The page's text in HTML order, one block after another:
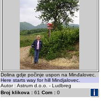
Dolina gdje počinje uspon na Minđalovec.
Here starts way for hill Mindjalovec.
Autor : Astrum d.o.o. - Ludbreg
Broj klikova :61 Com :0